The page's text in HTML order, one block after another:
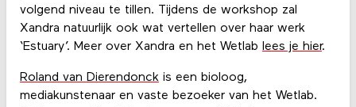
volgend niveau te tillen. Tijdens de workshop zal
Xandra natuurlijk ook wat vertellen over haar werk
‘Estuary’. Meer over Xandra en het Wetlab lees je hier.
Roland van Dierendonckis een bioloog,
mediakunstenaar en vaste bezoeker van het Wetlab.